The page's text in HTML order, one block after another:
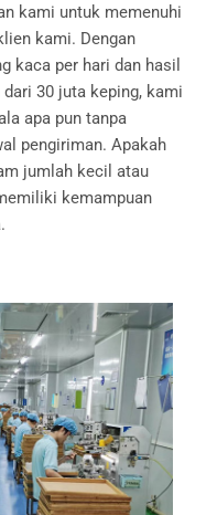
kami untuk memenuhi
kami. Dengan
kaca per hari dan hasil
30 juta keping, kami
apa pun tanpa
pengiriman. Apakah
jumlah kecil atau
kemampuan